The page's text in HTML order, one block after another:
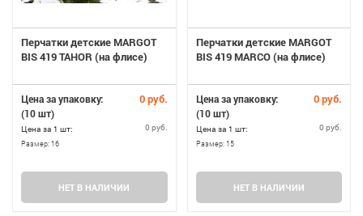
Перчатки детские MARGOT
BIS 419 TAHOR (на флисе)
Цена за упаковку: 0 руб.
(10 шт)
Цена за 1 шт: 0 руб.
Размер:16
НЕТ В НАЛИЧИИ
Перчатки детские MARGOT
BIS 419 MARCO (на флисе)
Цена за упаковку: 0 руб.
(10 шт)
Цена за 1 шт: 0 руб.
Размер: 15
НЕТ В НАЛИЧИИ